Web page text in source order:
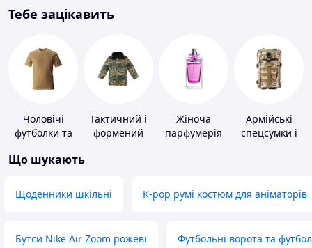
Тебе зацікавить
Чоловічі
футболки та
Тактичний і
формений
Жіноча
парфумерія
Армійські
спецсумки і
Що шукають
Щоденники шкільні K-pop румі костюм для аніматорів
Бутси Nike Air Zoom рожеві Футбольні ворота та